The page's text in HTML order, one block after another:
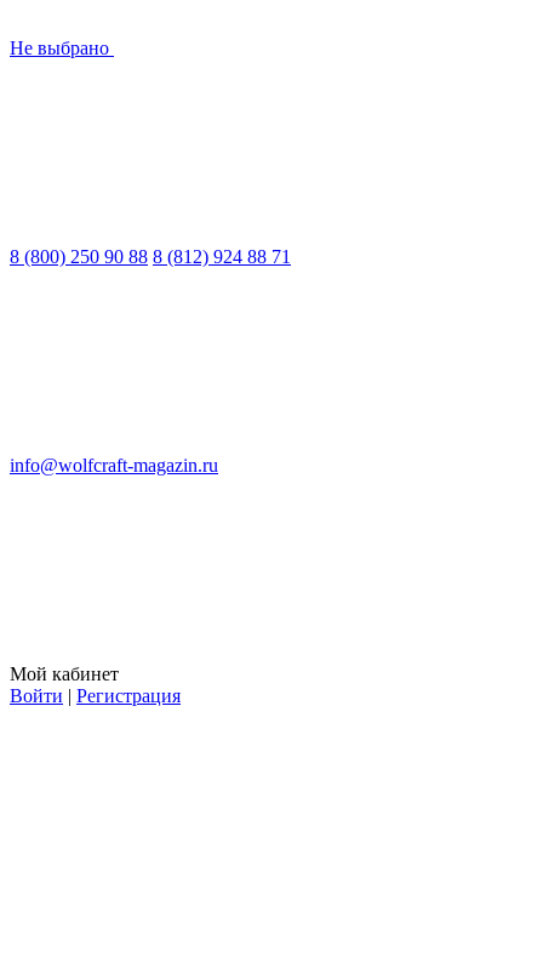
Не выбрано
8 (800) 250 90 88 8 (812) 924 88 71
info@wolfcraft-magazin.ru
Мой кабинет
Войти | Регистрация